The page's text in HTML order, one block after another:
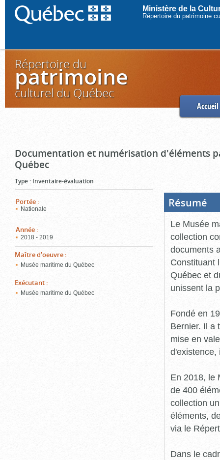
Ministère de la
Répertoire du patrimoine
Répertoire du
patrimoine
culturel du Québec
Accueil
Documentation et numérisation d'éléments
Québec
Type : Inventaire-évaluation
Portée :
Nationale
Année :
2018 - 2019
Maître d'oeuvre :
Musée maritime du Québec
Exécutant :
Musée maritime du Québec
Résumé
Le Musée
collection
documents
Constituant
Québec et
unissent la
Fondé en
Bernier. Il a
mise en
d'existence,
En 2018, le
de 400
collection
éléments,
via le
Dans le